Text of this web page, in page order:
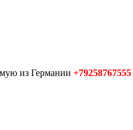
из Германии +79258767555